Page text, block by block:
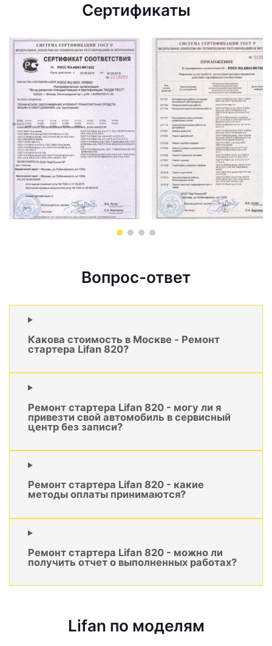
Сертификаты
Вопрос-ответ
Какова стоимость в Москве - Ремонт
стартера Lifan 820?
Ремонт стартера Lifan 820 - могу ли я
привезти свой автомобиль в сервисный
центр без записи?
Ремонт стартера Lifan 820 - какие
методы оплаты принимаются?
Ремонт стартера Lifan 820 - можно ли
получить отчет о выполненных работах?
Lifan по моделям